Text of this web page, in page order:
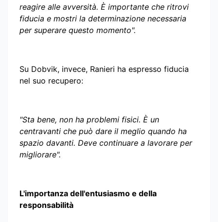
reagire alle avversità. È importante che ritrovi
fiducia e mostri la determinazione necessaria
per superare questo momento".
Su Dobvik, invece, Ranieri ha espresso fiducia
nel suo recupero:
"Sta bene, non ha problemi fisici. È un
centravanti che può dare il meglio quando ha
spazio davanti. Deve continuare a lavorare per
migliorare".
L'importanza dell'entusiasmo e della
responsabilità